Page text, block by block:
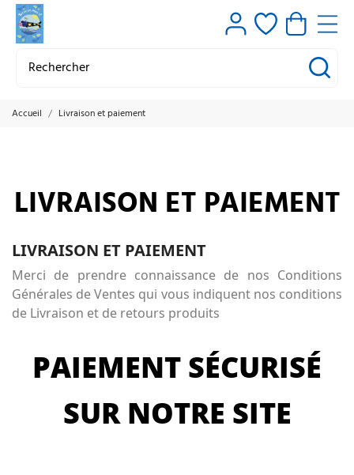
Accueil Livraison et paiement
LIVRAISON ET PAIEMENT
LIVRAISON ET PAIEMENT
Merci de prendre connaissance de nos Conditions
Générales de Ventes qui vous indiquent nos conditions
de Livraison et de retours produits
PAIEMENT SÉCURISÉ
SUR NOTRE SITE